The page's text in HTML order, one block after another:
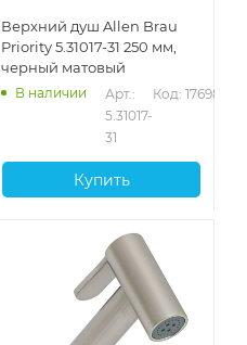
Верхний душ Allen Brau
Priority 5.31017-31 250 мм,
черный матовый
В наличии
Арт.:
5.31017-
31
Код: 17698
Купить